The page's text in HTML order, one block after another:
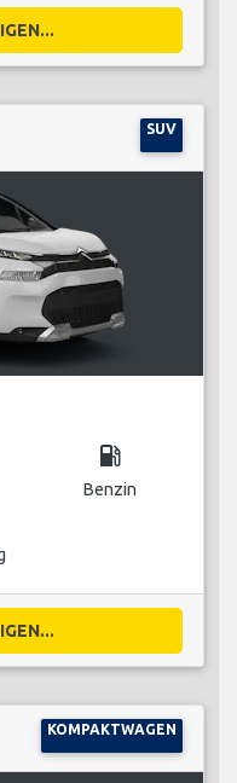
SUV
local_gas_station
Benzin
KOMPAKTWAGEN